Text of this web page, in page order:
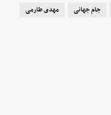
جام جهانی مهدی طارمی